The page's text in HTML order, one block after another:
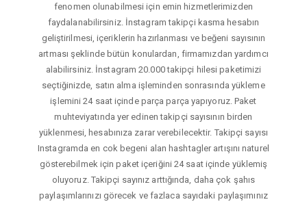
fenomen olunabilmesi için emin hizmetlerimizden
faydalanabilirsiniz. İnstagram takipçi kasma hesabın
geliştirilmesi, içeriklerin hazırlanması ve beğeni sayısının
artması şeklinde bütün konulardan, firmamızdan yardımcı
alabilirsiniz. İnstagram 20.000 takipçi hilesi paketimizi
seçtiğinizde, satın alma işleminden sonrasında yükleme
işlemini 24 saat içinde parça parça yapıyoruz. Paket
muhteviyatında yer edinen takipçi sayısının birden
yüklenmesi, hesabınıza zarar verebilecektir. Takipçi sayısı
Instagramda en cok begeni alan hashtagler artışını naturel
gösterebilmek için paket içeriğini 24 saat içinde yüklemiş
oluyoruz. Takipçi sayınız arttığında, daha çok şahıs
paylaşımlarınızı görecek ve fazlaca sayıdaki paylaşımınız